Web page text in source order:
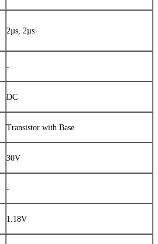
2µs, 2µs
-
DC
Transistor with Base
30V
-
1.18V